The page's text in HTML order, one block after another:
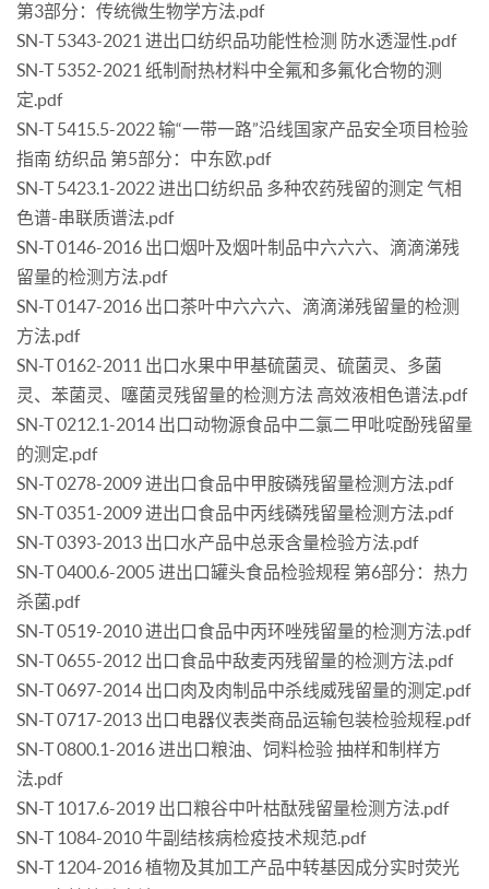
第3部分：传统微生物学方法.pdf
SN-T 5343-2021 进出口纺织品功能性检测 防水透湿性.pdf
SN-T 5352-2021 纸制耐热材料中全氟和多氟化合物的测
定.pdf
SN-T 5415.5-2022 输“一带一路”沿线国家产品安全项目检验
指南 纺织品 第5部分：中东欧.pdf
SN-T 5423.1-2022 进出口纺织品 多种农药残留的测定 气相
色谱-串联质谱法.pdf
SN-T 0146-2016 出口烟叶及烟叶制品中六六六、滴滴涕残
留量的检测方法.pdf
SN-T 0147-2016 出口茶叶中六六六、滴滴涕残留量的检测
方法.pdf
SN-T 0162-2011 出口水果中甲基硫菌灵、硫菌灵、多菌
灵、苯菌灵、噻菌灵残留量的检测方法 高效液相色谱法.pdf
SN-T 0212.1-2014 出口动物源食品中二氯二甲吡啶酚残留量
的测定.pdf
SN-T 0278-2009 进出口食品中甲胺磷残留量检测方法.pdf
SN-T 0351-2009 进出口食品中丙线磷残留量检测方法.pdf
SN-T 0393-2013 出口水产品中总汞含量检验方法.pdf
SN-T 0400.6-2005 进出口罐头食品检验规程 第6部分：热力
杀菌.pdf
SN-T 0519-2010 进出口食品中丙环唑残留量的检测方法.pdf
SN-T 0655-2012 出口食品中敌麦丙残留量的检测方法.pdf
SN-T 0697-2014 出口肉及肉制品中杀线威残留量的测定.pdf
SN-T 0717-2013 出口电器仪表类商品运输包装检验规程.pdf
SN-T 0800.1-2016 进出口粮油、饲料检验 抽样和制样方
法.pdf
SN-T 1017.6-2019 出口粮谷中叶枯酞残留量检测方法.pdf
SN-T 1084-2010 牛副结核病检疫技术规范.pdf
SN-T 1204-2016 植物及其加工产品中转基因成分实时荧光